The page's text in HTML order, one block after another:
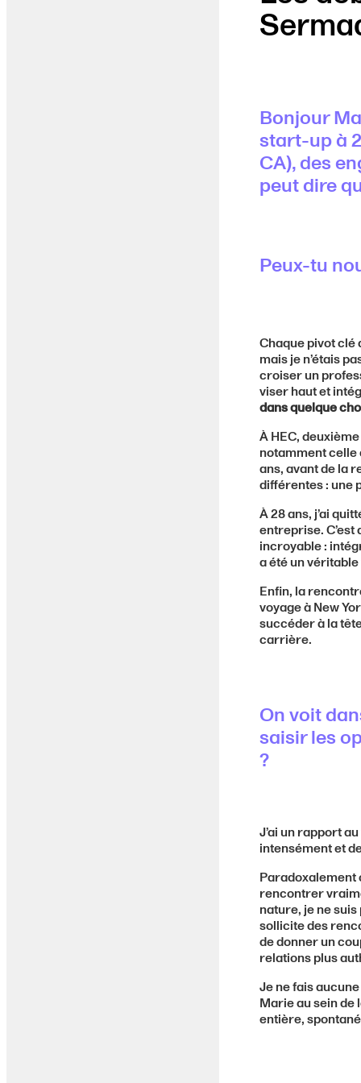
Bonjour
start-up à
CA), des
peut dire
Peux-tu
Chaque pivot clé
mais je n’étais
croiser un
viser haut et
dans quelque
À HEC,
notamment celle
ans, avant de la
différentes : une
À 28 ans, j’ai
entreprise. C’est
incroyable :
a été un
Enfin, la
voyage à New
succéder à la
carrière.
On voit
saisir les
?
J’ai un rapport
intensément et
Paradoxalement
rencontrer
nature, je ne
sollicite des
de donner un
relations plus
Je ne fais
Marie au sein de
entière,